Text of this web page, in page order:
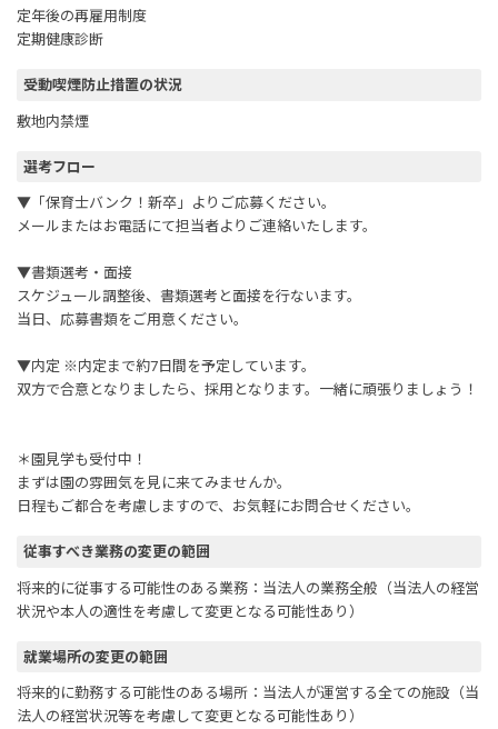
定年後の再雇用制度
定期健康診断
受動喫煙防止措置の状況
敷地内禁煙
選考フロー
▼「保育士バンク！新卒」よりご応募ください。
メールまたはお電話にて担当者よりご連絡いたします。
▼書類選考・面接
スケジュール調整後、書類選考と面接を行ないます。
当日、応募書類をご用意ください。
▼内定 ※内定まで約7日間を予定しています。
双方で合意となりましたら、採用となります。一緒に頑張りましょう！
＊園見学も受付中！
まずは園の雰囲気を見に来てみませんか。
日程もご都合を考慮しますので、お気軽にお問合せください。
従事すべき業務の変更の範囲
将来的に従事する可能性のある業務：当法人の業務全般（当法人の経営
状況や本人の適性を考慮して変更となる可能性あり）
就業場所の変更の範囲
将来的に勤務する可能性のある場所：当法人が運営する全ての施設（当
法人の経営状況等を考慮して変更となる可能性あり）